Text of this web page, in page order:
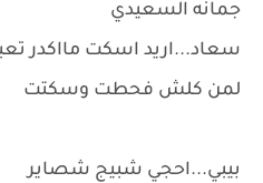
جمانه السعيدي
سعاد...اريد اسكت مااكدر
لمن كلش فحطت وسكتت
بيبي...احجي شبيج شصاير